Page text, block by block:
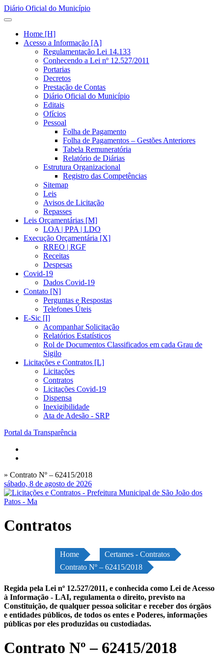
Diário Oficial do Município
Home [H]
Acesso a Informação [A]
Regulamentação Lei 14.133
Conhecendo a Lei nº 12.527/2011
Portarias
Decretos
Prestação de Contas
Diário Oficial do Município
Editais
Ofícios
Pessoal
Folha de Pagamento
Folha de Pagamentos – Gestões Anteriores
Tabela Remuneratória
Relatório de Diárias
Estrutura Organizacional
Registro das Competências
Sitemap
Leis
Avisos de Licitação
Repasses
Leis Orçamentárias [M]
LOA | PPA | LDO
Execução Orçamentária [X]
RREO | RGF
Receitas
Despesas
Covid-19
Dados Covid-19
Contato [N]
Perguntas e Respostas
Telefones Úteis
E-Sic [I]
Acompanhar Solicitação
Relatórios Estatísticos
Rol de Documentos Classificados em cada Grau de
Sigilo
Licitações e Contratos [L]
Licitações
Contratos
Licitações Covid-19
Dispensa
Inexigibilidade
Ata de Adesão - SRP
Portal da Transparência
» Contrato Nº – 62415/2018
sábado, 8 de agosto de 2026
Contratos
Home
Certames - Contratos
Contrato Nº – 62415/2018
Regida pela Lei nº 12.527/2011, e conhecida como Lei de Acesso
à Informação - LAI, regulamenta o direito, previsto na
Constituição, de qualquer pessoa solicitar e receber dos órgãos
e entidades públicos, de todos os entes e Poderes, informações
públicas por eles produzidas ou custodiadas.
Contrato Nº – 62415/2018